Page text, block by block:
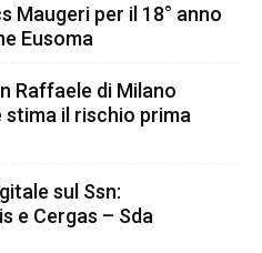
Maugeri per il 18° anno
Eusoma
Raffaele di Milano
il rischio prima
sul Ssn:
e Cergas – Sda